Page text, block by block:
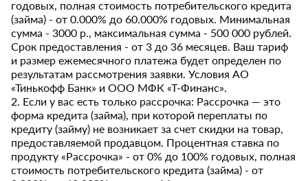
годовых, полная стоимость потребительского кредита
(займа) - от 0.000% до 60.000% годовых. Минимальная
сумма - 3000 р., максимальная сумма - 500 000 рублей.
Срок предоставления - от 3 до 36 месяцев. Ваш тариф
и размер ежемесячного платежа будет определен по
результатам рассмотрения заявки. Условия АО
«Тинькофф Банк» и ООО МФК «Т-Финанс».
2. Если у вас есть только рассрочка: Рассрочка — это
форма кредита (займа), при которой переплаты по
кредиту (займу) не возникает за счет скидки на товар,
предоставляемой продавцом. Процентная ставка по
продукту «Рассрочка» - от 0% до 100% годовых, полная
стоимость потребительского кредита (займа) - от